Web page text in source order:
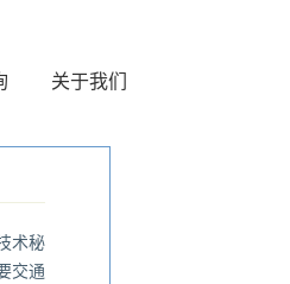
关于我们
术秘
交通